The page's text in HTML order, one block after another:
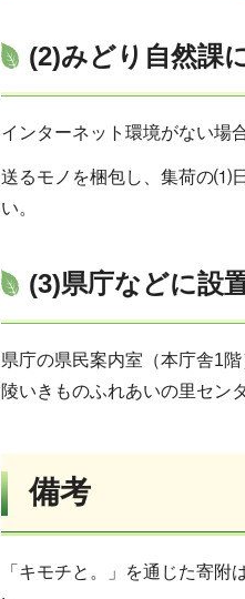
(2)みどり自然課
インターネット環境がない場
送るモノを梱包し、集荷の⑴
い。
(3)県庁などに設
県庁の県民案内室（本庁舎1
陵いきものふれあいの里セン
備考
「キモチと。」を通じた寄